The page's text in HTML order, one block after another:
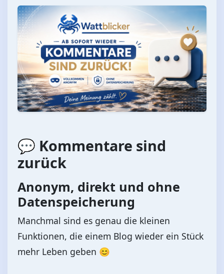
💬 Kommentare sind
zurück
Anonym, direkt und ohne
Datenspeicherung
Manchmal sind es genau die kleinen
Funktionen, die einem Blog wieder ein Stück
mehr Leben geben 😊